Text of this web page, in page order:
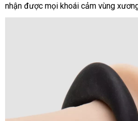
qua
sử
nhận lừa
đảo
được shop
mọi khoái cảm vùng